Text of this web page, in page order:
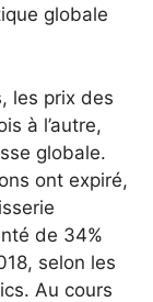
globale
les prix des
à l’autre,
globale.
ont expiré,
de 34%
selon les
Au cours